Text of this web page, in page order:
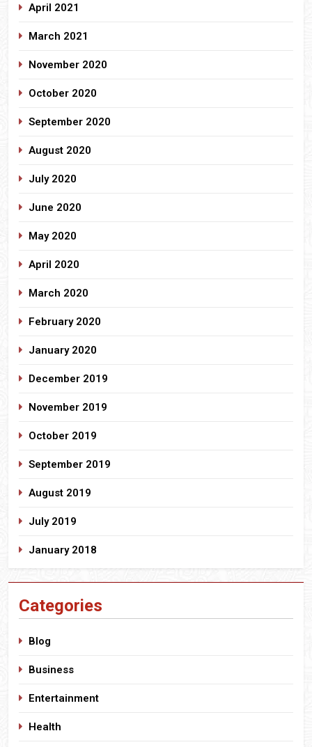
April 2021
March 2021
November 2020
October 2020
September 2020
August 2020
July 2020
June 2020
May 2020
April 2020
March 2020
February 2020
January 2020
December 2019
November 2019
October 2019
September 2019
August 2019
July 2019
January 2018
Categories
Blog
Business
Entertainment
Health